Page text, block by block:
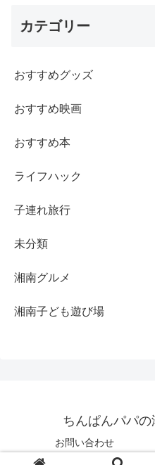
カテゴリー
おすすめグッズ
おすすめ映画
おすすめ本
ライフハック
子連れ旅行
未分類
湘南グルメ
湘南子ども遊び場
ちんぱんパパ
お問い合わせ